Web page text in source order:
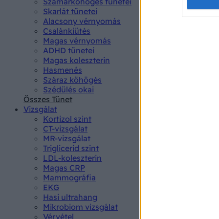
Skarlát tünetei
Alacsony vérnyomás
Csalánkiütés
Magas vérnyomás
ADHD tünetei
Magas koleszterin
Hasmenés
Száraz köhögés
Szédülés okai
Összes Tünet
Vizsgálat
Kortizol szint
CT-vizsgálat
MR-vizsgálat
Triglicerid szint
LDL-koleszterin
Magas CRP
Mammográfia
EKG
Hasi ultrahang
Mikrobiom vizsgálat
Vérvétel